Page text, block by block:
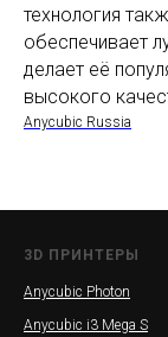
технология
обеспечивает
делает её
высокого
Anycubic Russia
3D ПРИНТЕРЫ
Anycubic Photon
Anycubic i3 Mega S